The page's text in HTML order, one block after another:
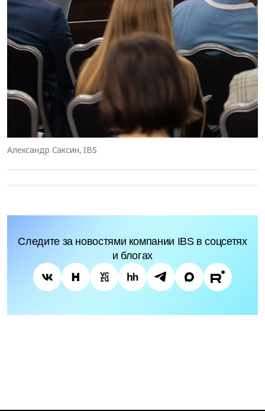
Александр Сакcин, IBS
Следите за новостями компании IBS в соцсетях
и блогах